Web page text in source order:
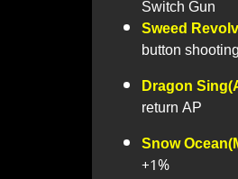
Switch Gun
Sweed
button
Dragon
return AP
Snow
+1%